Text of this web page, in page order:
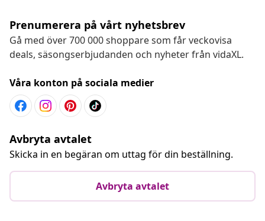
Prenumerera på vårt nyhetsbrev
Gå med över 700 000 shoppare som får veckovisa
deals, säsongserbjudanden och nyheter från vidaXL.
Våra konton på sociala medier
Avbryta avtalet
Skicka in en begäran om uttag för din beställning.
Avbryta avtalet